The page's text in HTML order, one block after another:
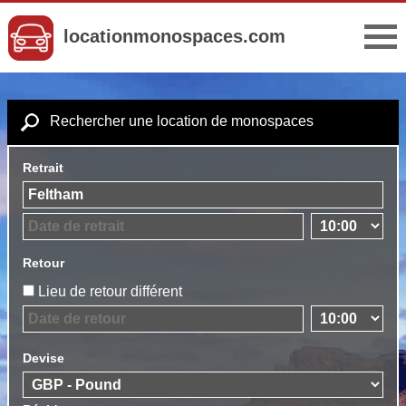
locationmonospaces.com
Rechercher une location de monospaces
Retrait
Retour
Lieu de retour différent
Devise